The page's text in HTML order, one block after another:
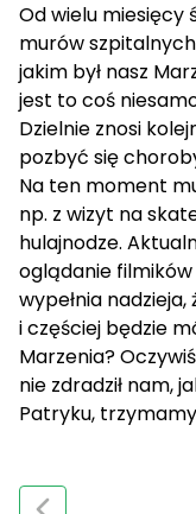
Od wielu miesięcy
murów
jakim był nasz
jest to coś
Dzielnie znosi
pozbyć się
Na ten moment
np. z wizyt na
hulajnodze.
oglądanie
wypełnia
i częściej będzie
Marzenia?
nie zdradził nam,
Patryku,